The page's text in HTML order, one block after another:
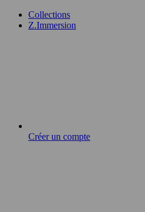
Collections
Z.Immersion
Créer un compte